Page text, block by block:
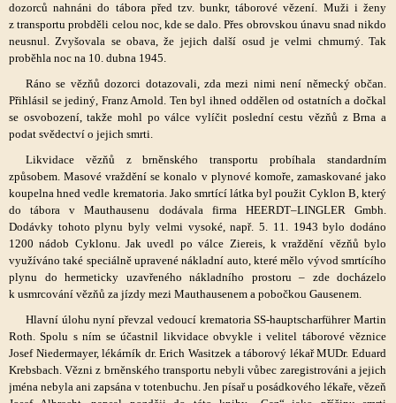
dozorců nahnáni do tábora před tzv. bunkr, táborové vězení. Muži i ženy
z transportu probděli celou noc, kde se dalo. Přes obrovskou únavu snad nikdo
neusnul. Zvyšovala se obava, že jejich další osud je velmi chmurný. Tak
proběhla noc na 10. dubna 1945.
Ráno se vězňů dozorci dotazovali, zda mezi nimi není německý občan.
Přihlásil se jediný, Franz Arnold. Ten byl ihned oddělen od ostatních a dočkal
se osvobození, takže mohl po válce vylíčit poslední cestu vězňů z Brna a
podat svědectví o jejich smrti.
Likvidace vězňů z brněnského transportu probíhala standardním
způsobem. Masové vraždění se konalo v plynové komoře, zamaskované jako
koupelna hned vedle krematoria. Jako smrtící látka byl použit Cyklon B, který
do tábora v Mauthausenu dodávala firma HEERDT–LINGLER Gmbh.
Dodávky tohoto plynu byly velmi vysoké, např. 5. 11. 1943 bylo dodáno
1200 nádob Cyklonu. Jak uvedl po válce Ziereis, k vraždění vězňů bylo
využíváno také speciálně upravené nákladní auto, které mělo vývod smrtícího
plynu do hermeticky uzavřeného nákladního prostoru – zde docházelo
k usmrcování vězňů za jízdy mezi Mauthausenem a pobočkou Gausenem.
Hlavní úlohu nyní převzal vedoucí krematoria SS-hauptscharführer Martin
Roth. Spolu s ním se účastnil likvidace obvykle i velitel táborové věznice
Josef Niedermayer, lékárník dr. Erich Wasitzek a táborový lékař MUDr. Eduard
Krebsbach. Vězni z brněnského transportu nebyli vůbec zaregistrováni a jejich
jména nebyla ani zapsána v totenbuchu. Jen písař u posádkového lékaře, vězeň